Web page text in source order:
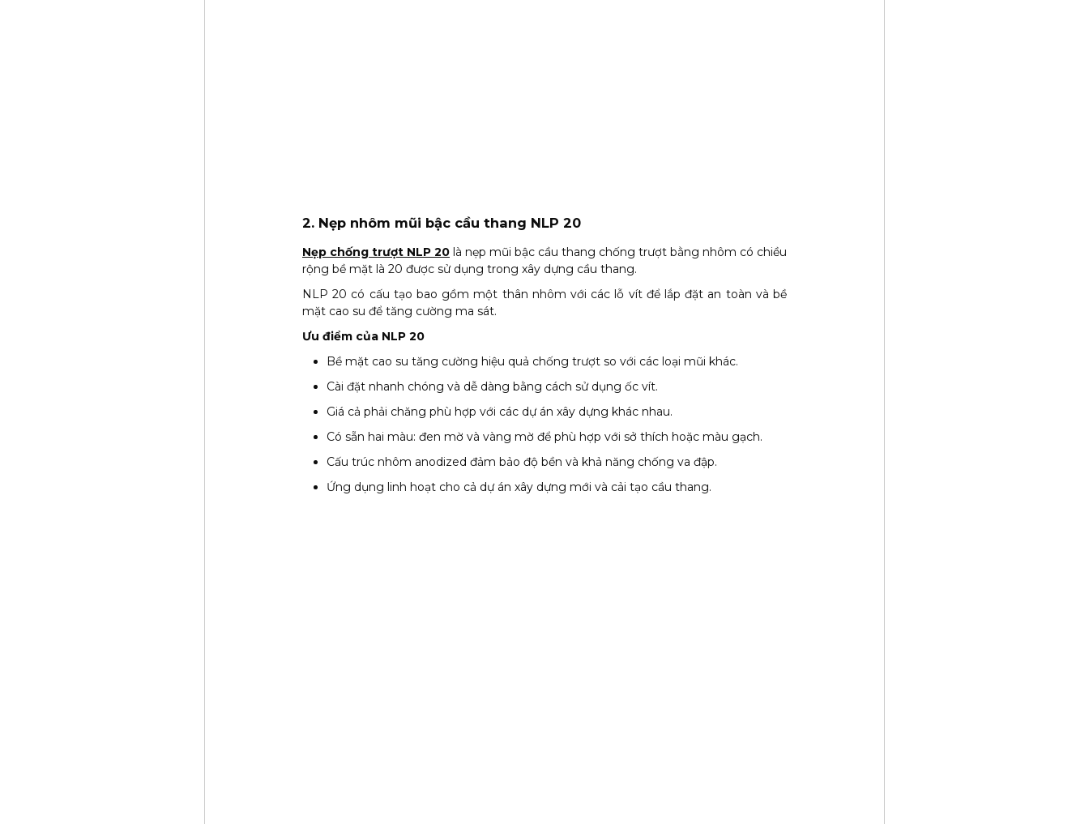
2. Nẹp nhôm mũi bậc cầu thang NLP 20
Nẹp chống trượt NLP 20 là nẹp mũi bậc cầu thang chống trượt bằng nhôm có chiều
rộng bề mặt là 20 được sử dụng trong xây dựng cầu thang.
NLP 20 có cấu tạo bao gồm một thân nhôm với các lỗ vít để lắp đặt an toàn và bề
mặt cao su để tăng cường ma sát.
Ưu điểm của NLP 20
Bề mặt cao su tăng cường hiệu quả chống trượt so với các loại mũi khác.
Cài đặt nhanh chóng và dễ dàng bằng cách sử dụng ốc vít.
Giá cả phải chăng phù hợp với các dự án xây dựng khác nhau.
Có sẵn hai màu: đen mờ và vàng mờ để phù hợp với sở thích hoặc màu gạch.
Cấu trúc nhôm anodized đảm bảo độ bền và khả năng chống va đập.
Ứng dụng linh hoạt cho cả dự án xây dựng mới và cải tạo cầu thang.